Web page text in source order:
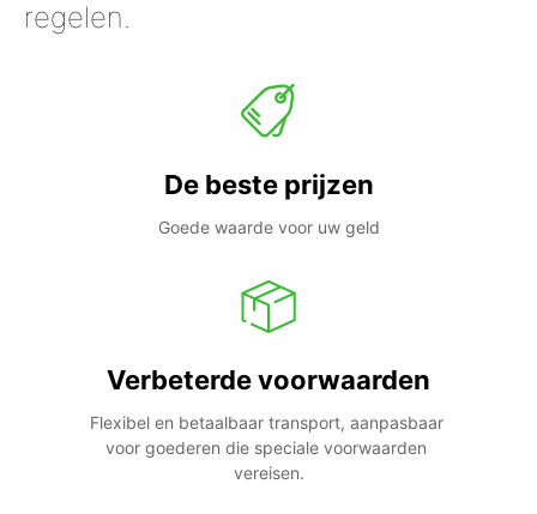
regelen.
De beste prijzen
Goede waarde voor uw geld
Verbeterde voorwaarden
Flexibel en betaalbaar transport, aanpasbaar
voor goederen die speciale voorwaarden
vereisen.